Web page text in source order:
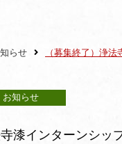
らせ （募集終了）浄
お知らせ
寺漆インターンシッ